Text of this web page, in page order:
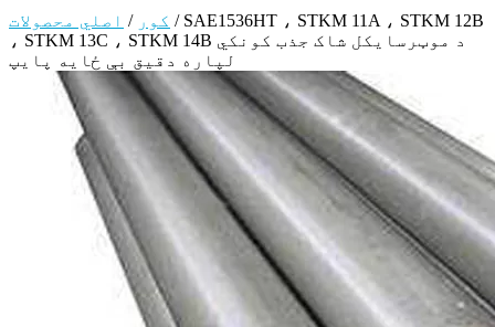
کور / اصلي محصولات / SAE1536HT ، STKM 11A ، STKM 12B
، STKM 13C ، STKM 14B د موټرسایکل شاک جذب کونکي
لپاره دقیق بې ځایه پایپ